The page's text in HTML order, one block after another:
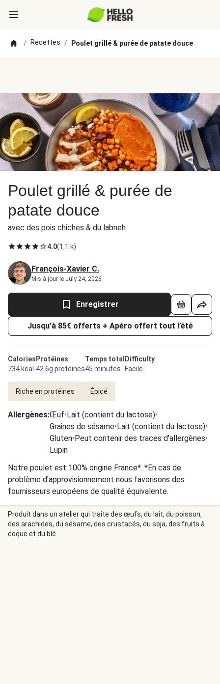
/ Recettes / Poulet grillé & purée de patate douce
Poulet grillé & purée de
patate douce
avec des pois chiches & du labneh
4.0(1,1 k)
François-Xavier C.
Mis à jour le July 24, 2026
Enregistrer
Jusqu'à 85€ offerts + Apéro offert tout l’été
Calories
734 kcal
Protéines
42.6g protéines
Temps total
45 minutes
Difficulty
Facile
Riche en protéines Épicé
Allergènes:Œuf•Lait (contient du lactose)•
Graines de sésame•Lait (contient du lactose)•
Gluten•Peut contenir des traces d'allergènes•
Lupin
Notre poulet est 100% origine France*. *En cas de
problème d'approvisionnement nous favorisons des
fournisseurs européens de qualité équivalente.
Produit dans un atelier qui traite des œufs, du lait, du poisson,
des arachides, du sésame, des crustacés, du soja, des fruits à
coque et du blé.